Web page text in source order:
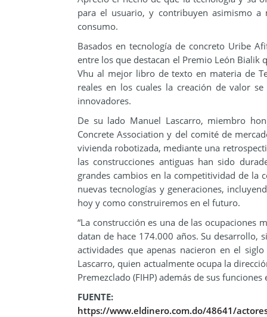
para el usuario, y contribuyen asimismo
consumo.
Basados en tecnología de concreto Uribe
entre los que destacan el Premio León
Vhu al mejor libro de texto en materia de
reales en los cuales la creación de valor
innovadores.
De su lado Manuel Lascarro, miembro
Concrete Association y del comité de
vivienda robotizada, mediante una
las construcciones antiguas han sido
grandes cambios en la competitividad de la
nuevas tecnologías y generaciones,
hoy y como construiremos en el futuro.
“La construcción es una de las ocupaciones
datan de hace 174.000 años. Su desarrollo,
actividades que apenas nacieron en el
Lascarro, quien actualmente ocupa la
Premezclado (FIHP) además de sus funciones
FUENTE:
https://www.eldinero.com.do/48641/